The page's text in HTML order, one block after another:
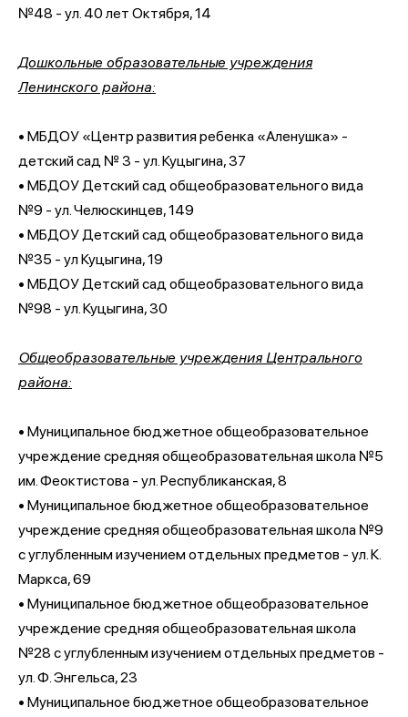
№48 - ул. 40 лет Октября, 14
Дошкольные образовательные учреждения
Ленинского района:
• МБДОУ «Центр развития ребенка «Аленушка» -
детский сад № 3 - ул. Куцыгина, 37
• МБДОУ Детский сад общеобразовательного вида
№9 - ул. Челюскинцев, 149
• МБДОУ Детский сад общеобразовательного вида
№35 - ул Куцыгина, 19
• МБДОУ Детский сад общеобразовательного вида
№98 - ул. Куцыгина, 30
Общеобразовательные учреждения Центрального
района:
• Муниципальное бюджетное общеобразовательное
учреждение средняя общеобразовательная школа №5
им. Феоктистова - ул. Республиканская, 8
• Муниципальное бюджетное общеобразовательное
учреждение средняя общеобразовательная школа №9
с углубленным изучением отдельных предметов - ул. К.
Маркса, 69
• Муниципальное бюджетное общеобразовательное
учреждение средняя общеобразовательная школа
№28 с углубленным изучением отдельных предметов -
ул. Ф. Энгельса, 23
• Муниципальное бюджетное общеобразовательное